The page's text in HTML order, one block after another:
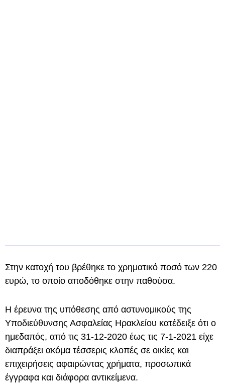
Στην κατοχή του βρέθηκε το χρηματικό ποσό των 220
ευρώ, το οποίο αποδόθηκε στην παθούσα.
Η έρευνα της υπόθεσης από αστυνομικούς της
Υποδιεύθυνσης Ασφαλείας Ηρακλείου κατέδειξε ότι ο
ημεδαπός, από τις 31-12-2020 έως τις 7-1-2021 είχε
διαπράξει ακόμα τέσσερις κλοπές σε οικίες και
επιχειρήσεις αφαιρώντας χρήματα, προσωπικά
έγγραφα και διάφορα αντικείμενα.